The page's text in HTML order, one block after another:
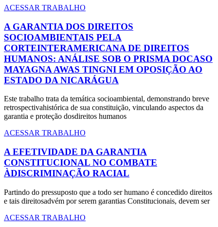
ACESSAR TRABALHO
A GARANTIA DOS DIREITOS
SOCIOAMBIENTAIS PELA
CORTEINTERAMERICANA DE DIREITOS
HUMANOS: ANÁLISE SOB O PRISMA DOCASO
MAYAGNA AWAS TINGNI EM OPOSIÇÃO AO
ESTADO DA NICARÁGUA
Este trabalho trata da temática socioambiental, demonstrando breve
retrospectivahistórica de sua constituição, vinculando aspectos da
garantia e proteção dosdireitos humanos
ACESSAR TRABALHO
A EFETIVIDADE DA GARANTIA
CONSTITUCIONAL NO COMBATE
ÀDISCRIMINAÇÃO RACIAL
Partindo do pressuposto que a todo ser humano é concedido direitos
e tais direitosadvém por serem garantias Constitucionais, devem ser
ACESSAR TRABALHO